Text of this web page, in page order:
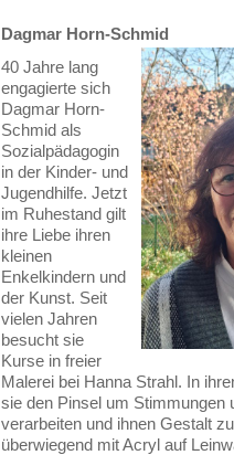
Dagmar Horn-Schmid
40 Jahre lang
engagierte sich
Dagmar Horn-
Schmid als
Sozialpädagogin
in der Kinder- und
Jugendhilfe. Jetzt
im Ruhestand gilt
ihre Liebe ihren
kleinen
Enkelkindern und
der Kunst. Seit
vielen Jahren
besucht sie
Kurse in freier
Malerei bei Hanna Strahl. In
sie den Pinsel um Stimmungen
verarbeiten und ihnen Gestalt
überwiegend mit Acryl auf